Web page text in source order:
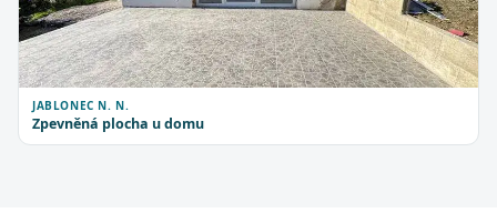
JABLONEC N. N.
Zpevněná plocha u domu